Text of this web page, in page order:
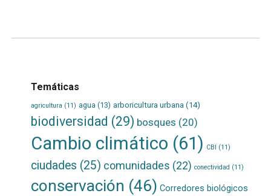
Temáticas
agricultura (11) agua (13) arboricultura urbana(14)
biodiversidad (29) bosques (20)
Cambio climático (61) CBI (11)
ciudades (25) comunidades (22) conectividad (11)
conservación (46) Corredores biológicos